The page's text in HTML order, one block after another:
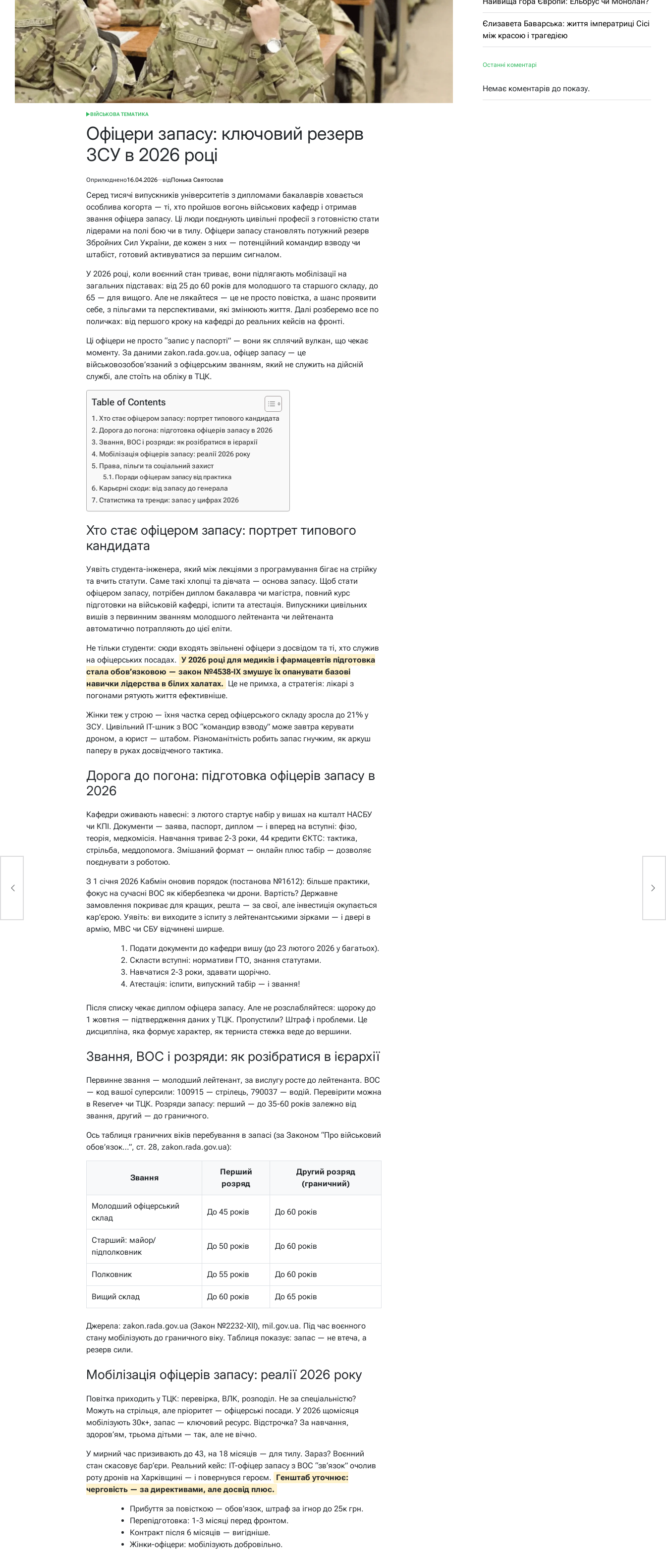
ОПУБЛІКУВАТИ
ВІЙСЬКОВА ТЕМАТИКА
Офіцери запасу: ключовий резерв
ЗСУ в 2026 році
Оприлюднено16.04.2026 відПонька Святослав
Серед тисячі випускників університетів з дипломами бакалаврів ховається
особлива когорта — ті, хто пройшов вогонь військових кафедр і отримав
звання офіцера запасу. Ці люди поєднують цивільні професії з готовністю стати
лідерами на полі бою чи в тилу. Офіцери запасу становлять потужний резерв
Збройних Сил України, де кожен з них — потенційний командир взводу чи
штабіст, готовий активуватися за першим сигналом.
У 2026 році, коли воєнний стан триває, вони підлягають мобілізації на
загальних підставах: від 25 до 60 років для молодшого та старшого складу, до
65 — для вищого. Але не лякайтеся — це не просто повістка, а шанс проявити
себе, з пільгами та перспективами, які змінюють життя. Далі розберемо все по
поличках: від першого кроку на кафедрі до реальних кейсів на фронті.
Ці офіцери не просто “запис у паспорті” — вони як сплячий вулкан, що чекає
моменту. За даними zakon.rada.gov.ua, офіцер запасу — це
військовозобов’язаний з офіцерським званням, який не служить на дійсній
службі, але стоїть на обліку в ТЦК.
Table of Contents
Хто стає офіцером запасу: портрет типового кандидата
Дорога до погона: підготовка офіцерів запасу в 2026
Звання, ВОС і розряди: як розібратися в ієрархії
Мобілізація офіцерів запасу: реалії 2026 року
Права, пільги та соціальний захист
Поради офіцерам запасу від практика
Карьєрні сходи: від запасу до генерала
Статистика та тренди: запас у цифрах 2026
Хто стає офіцером запасу: портрет типового
кандидата
Уявіть студента-інженера, який між лекціями з програмування бігає на стрійку
та вчить статути. Саме такі хлопці та дівчата — основа запасу. Щоб стати
офіцером запасу, потрібен диплом бакалавра чи магістра, повний курс
підготовки на військовій кафедрі, іспити та атестація. Випускники цивільних
вишів з первинним званням молодшого лейтенанта чи лейтенанта
автоматично потрапляють до цієї еліти.
Не тільки студенти: сюди входять звільнені офіцери з досвідом та ті, хто служив
на офіцерських посадах. У 2026 році для медиків і фармацевтів підготовка
стала обов’язковою — закон №4538-IX змушує їх опанувати базові
навички лідерства в білих халатах. Це не примха, а стратегія: лікарі з
погонами рятують життя ефективніше.
Жінки теж у строю — їхня частка серед офіцерського складу зросла до 21% у
ЗСУ. Цивільний IT-шник з ВОС “командир взводу” може завтра керувати
дроном, а юрист — штабом. Різноманітність робить запас гнучким, як аркуш
паперу в руках досвідченого тактика.
Дорога до погона: підготовка офіцерів запасу в
2026
Кафедри оживають навесні: з лютого стартує набір у вишах на кшталт НАСБУ
чи КПІ. Документи — заява, паспорт, диплом — і вперед на вступні: фізо,
теорія, медкомісія. Навчання триває 2-3 роки, 44 кредити ЄКТС: тактика,
стрільба, меддопомога. Змішаний формат — онлайн плюс табір — дозволяє
поєднувати з роботою.
З 1 січня 2026 Кабмін оновив порядок (постанова №1612): більше практики,
фокус на сучасні ВОС як кібербезпека чи дрони. Вартість? Державне
замовлення покриває для кращих, решта — за свої, але інвестиція окупається
кар’єрою. Уявіть: ви виходите з іспиту з лейтенантськими зірками — і двері в
армію, МВС чи СБУ відчинені ширше.
Подати документи до кафедри вишу (до 23 лютого 2026 у багатьох).
Скласти вступні: нормативи ГТО, знання статутами.
Навчатися 2-3 роки, здавати щорічно.
Атестація: іспити, випускний табір — і звання!
Після списку чекає диплом офіцера запасу. Але не розслабляйтеся: щороку до
1 жовтня — підтвердження даних у ТЦК. Пропустили? Штраф і проблеми. Це
дисципліна, яка формує характер, як терниста стежка веде до вершини.
Звання, ВОС і розряди: як розібратися в ієрархії
Первинне звання — молодший лейтенант, за вислугу росте до лейтенанта. ВОС
— код вашої суперсили: 100915 — стрілець, 790037 — водій. Перевірити можна
в Reserve+ чи ТЦК. Розряди запасу: перший — до 35-60 років залежно від
звання, другий — до граничного.
Ось таблиця граничних віків перебування в запасі (за Законом “Про військовий
обов’язок…”, ст. 28, zakon.rada.gov.ua):
Звання
Перший
розряд
Другий розряд
(граничний)
Молодший офіцерський
склад
До 45 років До 60 років
Старший: майор/
підполковник
До 50 років До 60 років
Полковник До 55 років До 60 років
Вищий склад До 60 років До 65 років
Джерела: zakon.rada.gov.ua (Закон №2232-XII), mil.gov.ua. Під час воєнного
стану мобілізують до граничного віку. Таблиця показує: запас — не втеча, а
резерв сили.
Мобілізація офіцерів запасу: реалії 2026 року
Повітка приходить у ТЦК: перевірка, ВЛК, розподіл. Не за спеціальністю?
Можуть на стрільця, але пріоритет — офіцерські посади. У 2026 щомісяця
мобілізують 30к+, запас — ключовий ресурс. Відстрочка? За навчання,
здоров’ям, трьома дітьми — так, але не вічно.
У мирний час призивають до 43, на 18 місяців — для тилу. Зараз? Воєнний
стан скасовує бар’єри. Реальний кейс: IT-офіцер запасу з ВОС “зв’язок” очолив
роту дронів на Харківщині — і повернувся героєм.
Генштаб уточнює:
черговість — за директивами, але досвід плюс.
Прибуття за повісткою — обов’язок, штраф за ігнор до 25к грн.
Перепідготовка: 1-3 місяці перед фронтом.
Контракт після 6 місяців — вигідніше.
Жінки-офіцери: мобілізують добровільно.
Єлизавета Баварська: життя імператриці Сісі
між красою і трагедією
Останні коментарі
Немає коментарів до показу.